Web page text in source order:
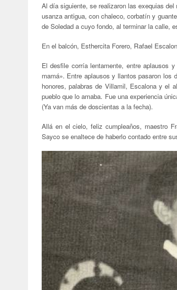
Al día siguiente, se realizaron las exequias
usanza antigua, con chaleco, corbatín y
de Soledad a cuyo fondo, al terminar la calle,
En el balcón, Esthercita Forero, Rafael
El desfile corría lentamente, entre aplausos
mamá». Entre aplausos y llantos pasaron los
honores, palabras de Villamil, Escalona y el
pueblo que lo amaba. Fue una experiencia
(Ya van más de doscientas a la fecha).
Allá en el cielo, feliz cumpleaños, maestro
Sayco se enaltece de haberlo contado entre